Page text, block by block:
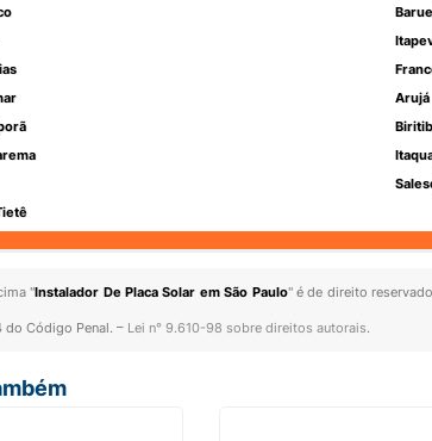
Arujá
"Instalador De Placa Solar em São Paulo" é de direito
do Código Penal. – Lei n° 9.610-98 sobre direitos autorais.